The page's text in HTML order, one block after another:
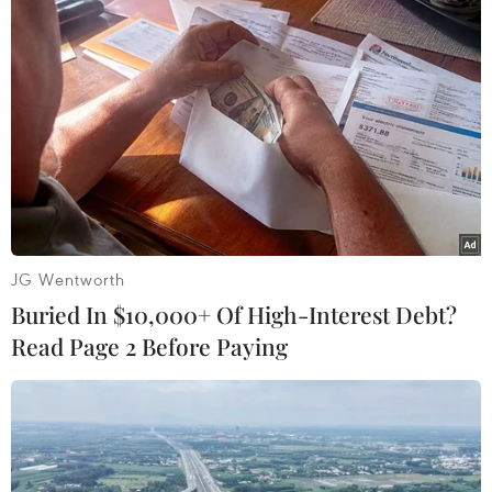
Tờ báo được cất giữ 112
năm hé lộ nỗi đau đớn sau
thảm kịch đắm tàu Titanic
Thảm kịch xảy ra vào tháng
4/1912, khiến hơn 1.500 người
thiệt mạng, đã được mô tả một
cách xúc động trong những bức
ảnh đăng trên tờ báo 112 năm tuổi
(TTXVN/Vietnam+)
JG Wentworth
Buried In $10,000+ Of High-Interest Debt?
Read Page 2 Before Paying